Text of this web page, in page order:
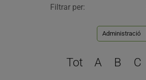
Filtrar per:
Administració
Tot A B C